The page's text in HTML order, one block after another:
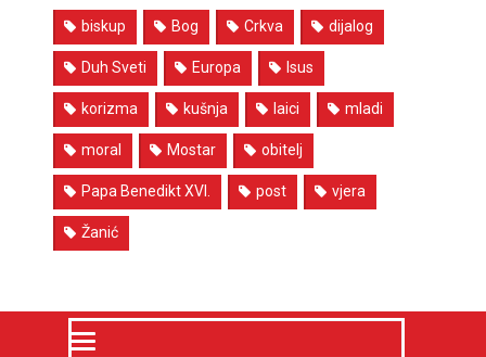
biskup Bog Crkva dijalog
Duh Sveti Europa Isus
korizma kušnja laici mladi
moral Mostar obitelj
Papa Benedikt XVI. post vjera
Žanić